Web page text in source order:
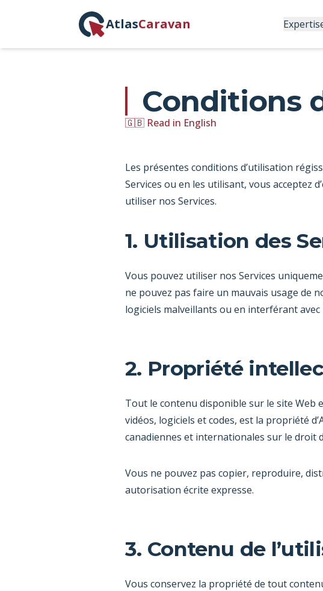
AtlasCaravan
Conditions
🇬🇧 Read in English
Les présentes conditions d’utilisation
Services ou en les utilisant, vous acceptez
utiliser nos Services.
1. Utilisation des
Vous pouvez utiliser nos Services
ne pouvez pas faire un mauvais usage de
logiciels malveillants ou en interférant
2. Propriété
Tout le contenu disponible sur le site Web
vidéos, logiciels et codes, est la propriété
canadiennes et internationales sur le droit
Vous ne pouvez pas copier, reproduire,
autorisation écrite expresse.
3. Contenu de
Vous conservez la propriété de tout